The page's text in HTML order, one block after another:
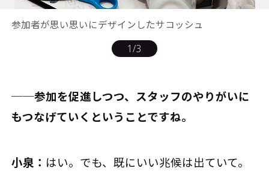
参加者が思い思いにデザインしたサコッシュ
1/3
──参加を促進しつつ、スタッフのやりがいに
もつなげていくということですね。
小泉： はい。でも、既にいい兆候は出ていて。